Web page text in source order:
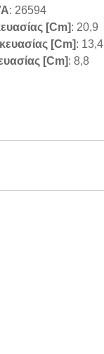
: 26594
[cm]: 20,9
[cm]: 13,4
[cm]: 8,8